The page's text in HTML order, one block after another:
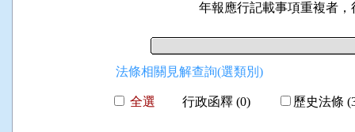
年報應行記載事項重複者
法條相關見解查詢(選類別)
全選 行政函釋 (0) 歷史法條